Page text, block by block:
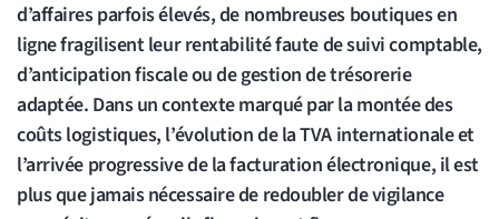
d’affaires parfois élevés, de nombreuses boutiques en
ligne fragilisent leur rentabilité faute de suivi comptable,
d’anticipation fiscale ou de gestion de trésorerie
adaptée. Dans un contexte marqué par la montée des
coûts logistiques, l’évolution de la TVA internationale et
l’arrivée progressive de la facturation électronique, il est
plus que jamais nécessaire de redoubler de vigilance